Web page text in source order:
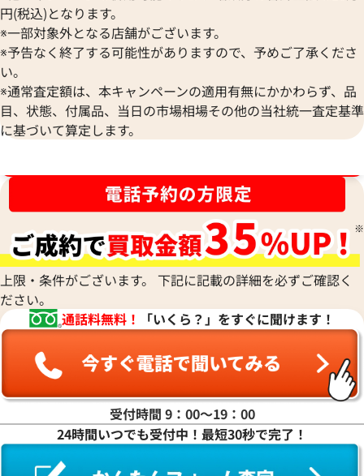
ルイ・ヴィトン モノグラムミニ ジョセフ
ィーヌGM ハンドバッグ M92310
参考買取価格
30,000円
2026年6月17日時点
ルダーバッグ
28,000円
2026年2月3日時点
ルイ・ヴィトン ダミエグラフィット ポル
トドキュマンヴォワヤージュ ブリーフケ
参考買取価格
2026年6月3日時点
ルイ・ヴィトン
バッグ M45637
参考買取価格
2025年11月3日時
円(税込)となります。
※一部対象外となる店舗がございます。
※予告なく終了する可能性がありますので、予めご了承くださ
い。
※通常査定額は、本キャンペーンの適用有無にかかわらず、品
目、状態、付属品、当日の市場相場その他の当社統一査定基準
に基づいて算定します。
上限・条件がございます。 下記に記載の詳細を必ずご確認く
ださい。
通話料無料！
「いくら？」をすぐに聞けます！
受付時間 9：00〜19：00
24時間いつでも受付中！最短30秒で完了！